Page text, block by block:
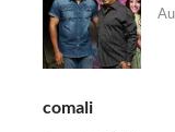
comali